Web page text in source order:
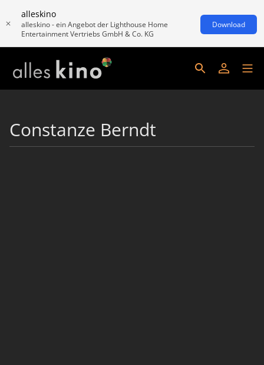
alleskino
alleskino - ein Angebot der Lighthouse Home
Entertainment Vertriebs GmbH & Co. KG
Download
Constanze Berndt